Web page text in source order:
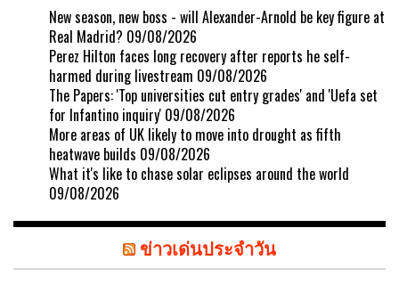
New season, new boss - will Alexander-Arnold be key figure at
Real Madrid? 09/08/2026
Perez Hilton faces long recovery after reports he self-
harmed during livestream 09/08/2026
The Papers: 'Top universities cut entry grades' and 'Uefa set
for Infantino inquiry' 09/08/2026
More areas of UK likely to move into drought as fifth
heatwave builds 09/08/2026
What it's like to chase solar eclipses around the world
09/08/2026
ข่าวเด่นประจำวัน